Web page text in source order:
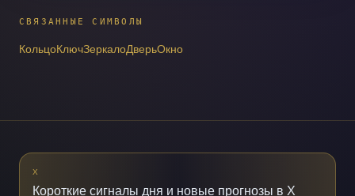
СВЯЗАННЫЕ СИМВОЛЫ
КольцоКлючЗеркалоДверьОкно
X
Короткие сигналы дня и новые прогнозы в X